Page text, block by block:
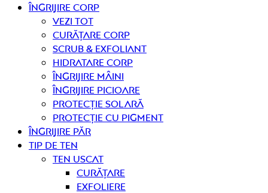
Îngrijire CORP
Vezi tot
curățare corp
Scrub & exfoliant
Hidratare corp
Îngrijire mâini
Îngrijire picioare
Protecție solară
Protecție cu pigment
Îngrijire PĂR
TIP DE TEN
Ten uscat
curățare
Exfoliere